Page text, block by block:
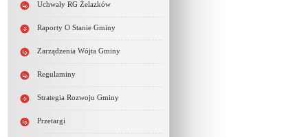
Uchwały RG Żelazków
Raporty O Stanie Gminy
Zarządzenia Wójta Gminy
Regulaminy
Strategia Rozwoju Gminy
Przetargi